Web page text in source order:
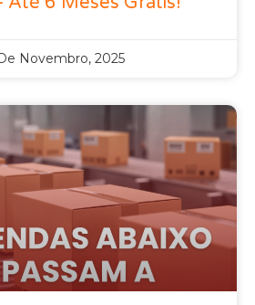
Novembro, 2025